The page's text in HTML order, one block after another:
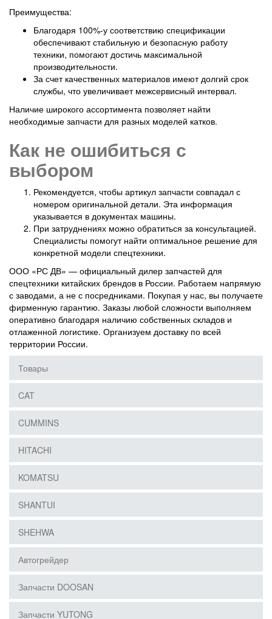
Преимущества:
Благодаря 100%-у соответствию спецификации
обеспечивают стабильную и безопасную работу
техники, помогают достичь максимальной
производительности.
За счет качественных материалов имеют долгий срок
службы, что увеличивает межсервисный интервал.
Наличие широкого ассортимента позволяет найти
необходимые запчасти для разных моделей катков.
Как не ошибиться с
выбором
Рекомендуется, чтобы артикул запчасти совпадал с
номером оригинальной детали. Эта информация
указывается в документах машины.
При затруднениях можно обратиться за консультацией.
Специалисты помогут найти оптимальное решение для
конкретной модели спецтехники.
ООО «РС ДВ» — официальный дилер запчастей для
спецтехники китайских брендов в России. Работаем напрямую
с заводами, а не с посредниками. Покупая у нас, вы получаете
фирменную гарантию. Заказы любой сложности выполняем
оперативно благодаря наличию собственных складов и
отлаженной логистике. Организуем доставку по всей
территории России.
Товары
CAT
CUMMINS
HITACHI
KOMATSU
SHANTUI
SHEHWA
Автогрейдер
Запчасти DOOSAN
Запчасти YUTONG